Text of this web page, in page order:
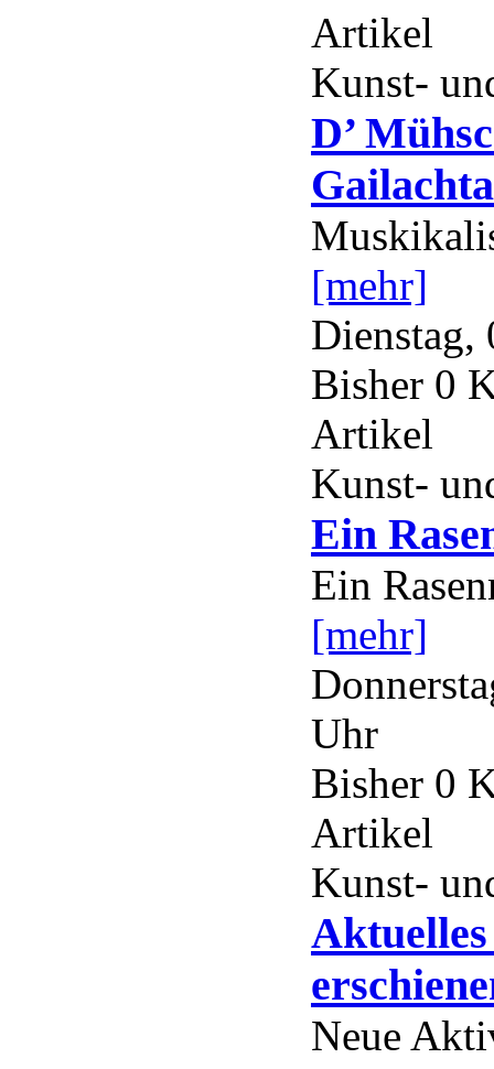
Artikel
Kunst-
D’
[mehr]
Dienstag,
Bisher 0
Artikel
Kunst-
Ein
Ein
[mehr]
Uhr
Bisher 0
Artikel
Kunst-
Neue